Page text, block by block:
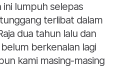
ini lumpuh selepas
terlibat dalam
dua tahun lalu dan
berkenalan lagi
kami masing-masing